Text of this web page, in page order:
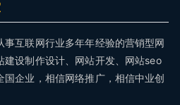
互联网行业多年年经验的营销型网
建设制作设计、网站开发、网站seo
企业，相信网络推广，相信中业创